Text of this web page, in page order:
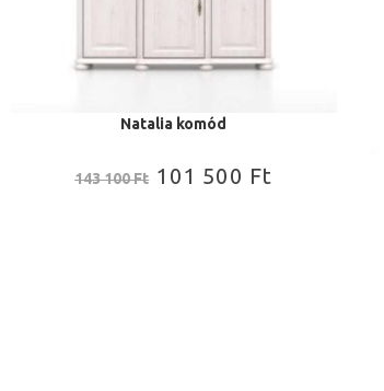
Natalia komód
143 100Ft 101 500 Ft